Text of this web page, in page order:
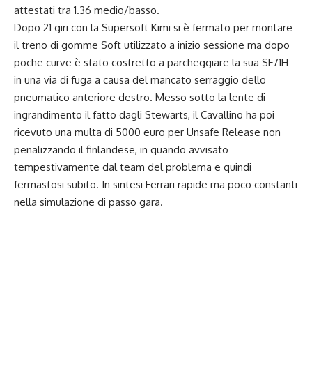
attestati tra 1.36 medio/basso.
Dopo 21 giri con la Supersoft Kimi si è fermato per montare
il treno di gomme Soft utilizzato a inizio sessione ma dopo
poche curve è stato costretto a parcheggiare la sua SF71H
in una via di fuga a causa del mancato serraggio dello
pneumatico anteriore destro. Messo sotto la lente di
ingrandimento il fatto dagli Stewarts, il Cavallino ha poi
ricevuto una multa di 5000 euro per Unsafe Release non
penalizzando il finlandese, in quando avvisato
tempestivamente dal team del problema e quindi
fermastosi subito. In sintesi Ferrari rapide ma poco constanti
nella simulazione di passo gara.